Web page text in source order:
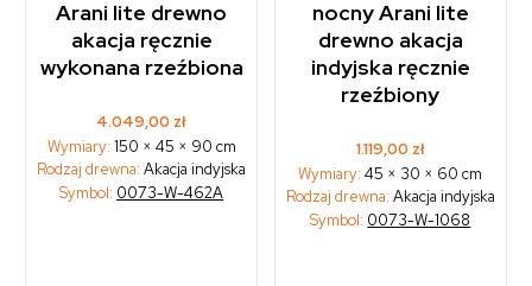
Arani lite drewno
akacja ręcznie
wykonana rzeźbiona
4.049,00 zł
Wymiary: 150 × 45 × 90 cm
Rodzaj drewna: Akacja indyjska
Symbol: 0073-W-462A
nocny Arani lite
drewno akacja
indyjska ręcznie
rzeźbiony
1.119,00 zł
Wymiary:45 × 30 × 60 cm
Rodzaj drewna: Akacja indyjska
Symbol: 0073-W-1068